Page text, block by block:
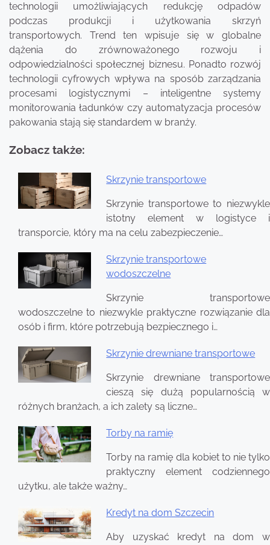
technologii umożliwiających redukcję odpadów
podczas produkcji i użytkowania skrzyń
transportowych. Trend ten wpisuje się w globalne
dążenia do zrównoważonego rozwoju i
odpowiedzialności społecznej biznesu. Ponadto rozwój
technologii cyfrowych wpływa na sposób zarządzania
procesami logistycznymi – inteligentne systemy
monitorowania ładunków czy automatyzacja procesów
pakowania stają się standardem w branży.
Zobacz także:
Skrzynie transportowe
Skrzynie transportowe to niezwykle
istotny element w logistyce i
transporcie, który ma na celu zabezpieczenie…
Skrzynie transportowe
wodoszczelne
Skrzynie transportowe
wodoszczelne to niezwykle praktyczne rozwiązanie dla
osób i firm, które potrzebują bezpiecznego i…
Skrzynie drewniane transportowe
Skrzynie drewniane transportowe
cieszą się dużą popularnością w
różnych branżach, a ich zalety są liczne…
Torby na ramię
Torby na ramię dla kobiet to nie tylko
praktyczny element codziennego
użytku, ale także ważny…
Kredyt na dom Szczecin
Aby uzyskać kredyt na dom w
Nawigacja